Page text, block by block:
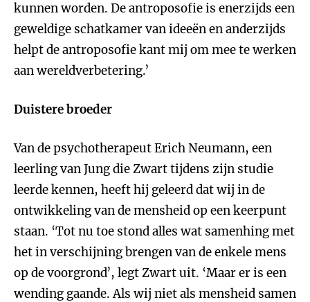
kunnen worden. De antroposofie is enerzijds een
geweldige schatkamer van ideeën en anderzijds
helpt de antroposofie kant mij om mee te werken
aan wereldverbetering.’
Duistere broeder
Van de psychotherapeut Erich Neumann, een
leerling van Jung die Zwart tijdens zijn studie
leerde kennen, heeft hij geleerd dat wij in de
ontwikkeling van de mensheid op een keerpunt
staan. ‘Tot nu toe stond alles wat samenhing met
het in verschijning brengen van de enkele mens
op de voorgrond’, legt Zwart uit. ‘Maar er is een
wending gaande. Als wij niet als mensheid samen